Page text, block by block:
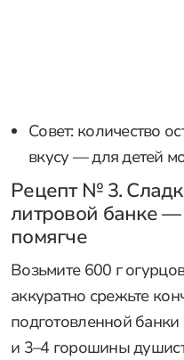
Совет: количество
вкусу — для детей
Рецепт № 3.
литровой банке —
помягче
Возьмите 600 г
аккуратно срежьте
подготовленной
и 3–4 горошины